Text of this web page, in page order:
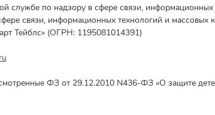
службе по надзору в сфере связи,
связи, информационных технологий и
Тейблс» (ОГРН: 1195081014391)
ФЗ от 29.12.2010 N436-ФЗ «О защите